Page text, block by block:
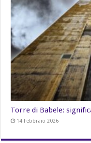
Torre di Babele:
14 Febbraio 2026